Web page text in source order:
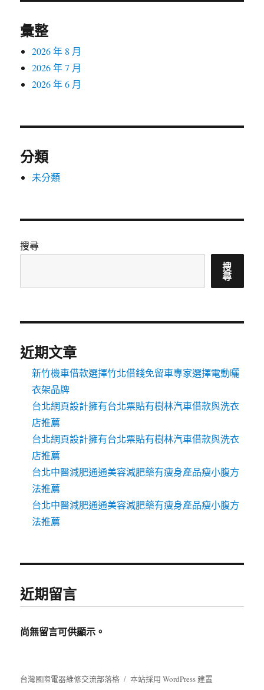
彙整
2026 年 8 月
2026 年 7 月
2026 年 6 月
分類
未分類
搜尋
搜
尋
近期文章
新竹機車借款選擇竹北借錢免留車專家選擇電動曬
衣架品牌
台北網頁設計擁有台北票貼有樹林汽車借款與洗衣
店推薦
台北網頁設計擁有台北票貼有樹林汽車借款與洗衣
店推薦
台北中醫減肥通通美容減肥藥有瘦身產品瘦小腹方
法推薦
台北中醫減肥通通美容減肥藥有瘦身產品瘦小腹方
法推薦
近期留言
尚無留言可供顯示。
台灣國際電器維修交流部落格 本站採用 WordPress 建置